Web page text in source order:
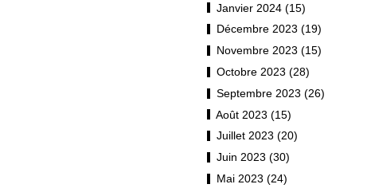
Janvier 2024 (15)
Décembre 2023 (19)
Novembre 2023 (15)
Octobre 2023 (28)
Septembre 2023 (26)
Août 2023 (15)
Juillet 2023 (20)
Juin 2023 (30)
Mai 2023 (24)